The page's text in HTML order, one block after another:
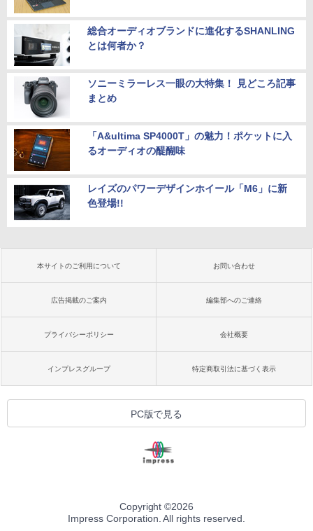
総合オーディオブランドに進化するSHANLING
とは何者か？
ソニーミラーレス一眼の大特集！ 見どころ記事
まとめ
「A&ultima SP4000T」の魅力！ポケットに入
るオーディオの醍醐味
レイズのパワーデザインホイール「M6」に新
色登場!!
本サイトのご利用について お問い合わせ
広告掲載のご案内 編集部へのご連絡
プライバシーポリシー 会社概要
インプレスグループ 特定商取引法に基づく表示
PC版で見る
Copyright ©2026
Impress Corporation. All rights reserved.